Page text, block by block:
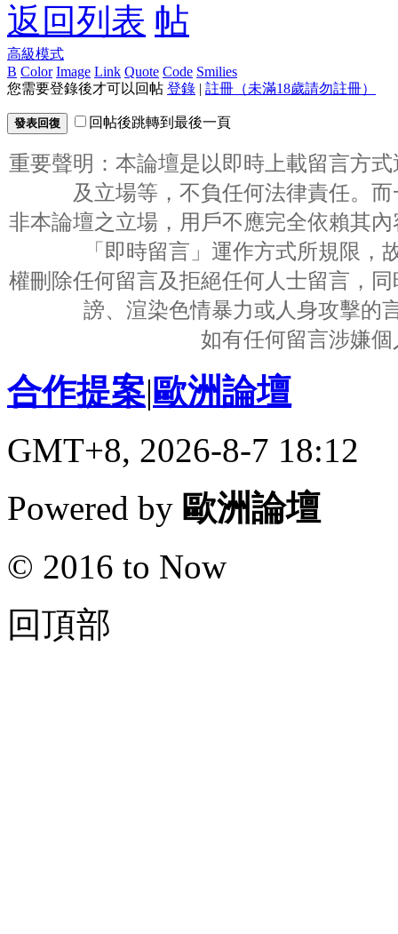
返回列表
高級模式
B Color Image Link Quote Code Smilies
您需要登錄後才可以回帖 登錄 | 註冊（未滿18歲請勿註冊）
發表回復 回帖後跳轉到最後一頁
重要聲明：本論壇是以即時上載留言方
及立場等，不負任何法律責任。
非本論壇之立場，用戶不應完全依賴其
「即時留言」運作方式所規限
權刪除任何留言及拒絕任何人士留言，
謗、渲染色情暴力或人身攻擊的
如有任何留言涉嫌
合作提案|歐洲論壇
GMT+8, 2026-8-7 18:12
Powered by 歐洲論壇
© 2016 to Now
回頂部